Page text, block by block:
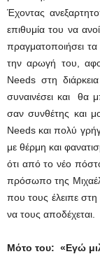
Έχοντας
επιθυμία του να
πραγματοποιήσει
την αρωγή του,
Νeeds στη
συναινέσει και θα
σαν συνθέτης και
Νeeds και πολύ
με θέρμη και
ότι από το νέο
πρόσωπο της
που τους έλειπε στη
να τους αποδέχεται.
Μότο του: «Εγώ